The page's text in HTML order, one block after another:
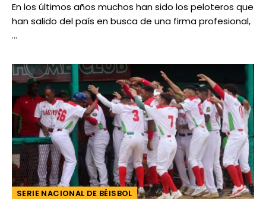
En los últimos años muchos han sido los peloteros que
han salido del país en busca de una firma profesional,
…
SERIE NACIONAL DE BÉISBOL